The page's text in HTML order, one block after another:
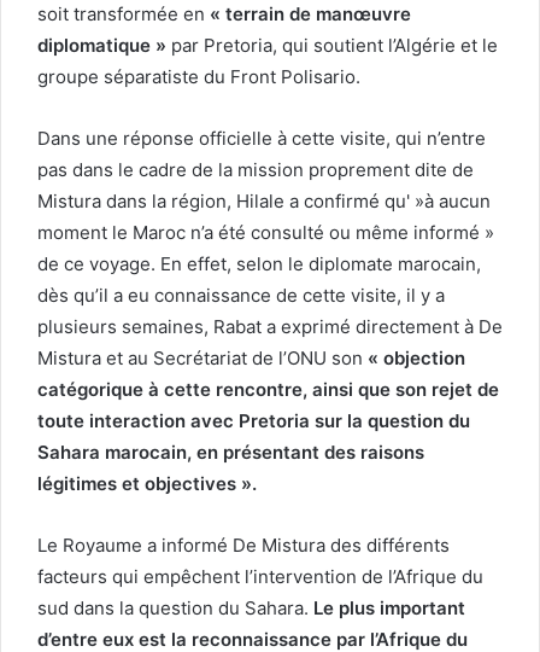
soit transformée en « terrain de manœuvre
diplomatique » par Pretoria, qui soutient l’Algérie et le
groupe séparatiste du Front Polisario.
Dans une réponse officielle à cette visite, qui n’entre
pas dans le cadre de la mission proprement dite de
Mistura dans la région, Hilale a confirmé qu' »à aucun
moment le Maroc n’a été consulté ou même informé »
de ce voyage. En effet, selon le diplomate marocain,
dès qu’il a eu connaissance de cette visite, il y a
plusieurs semaines, Rabat a exprimé directement à De
Mistura et au Secrétariat de l’ONU son « objection
catégorique à cette rencontre, ainsi que son rejet de
toute interaction avec Pretoria sur la question du
Sahara marocain, en présentant des raisons
légitimes et objectives ».
Le Royaume a informé De Mistura des différents
facteurs qui empêchent l’intervention de l’Afrique du
sud dans la question du Sahara. Le plus important
d’entre eux est la reconnaissance par l’Afrique du